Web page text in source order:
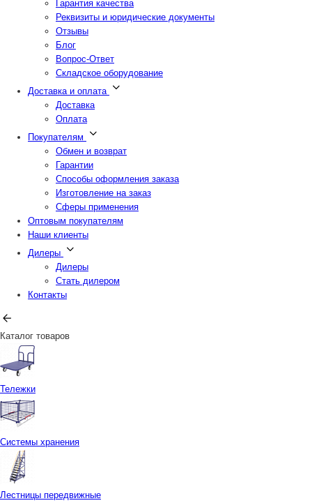
Гарантия качества
Реквизиты и юридические документы
Отзывы
Блог
Вопрос-Ответ
Складское оборудование
Доставка и оплата
Доставка
Оплата
Покупателям
Обмен и возврат
Гарантии
Способы оформления заказа
Изготовление на заказ
Сферы применения
Оптовым покупателям
Наши клиенты
Дилеры
Дилеры
Стать дилером
Контакты
Каталог товаров
Тележки
Системы хранения
Лестницы передвижные